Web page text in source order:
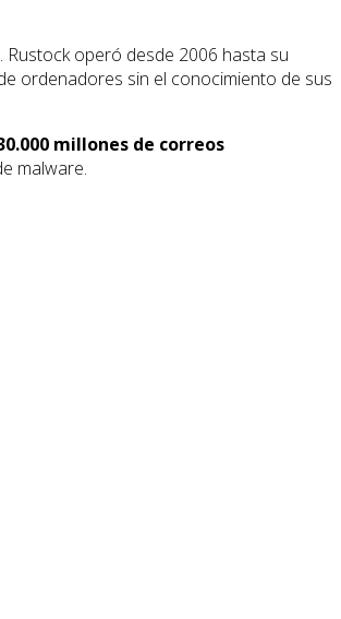
. Rustock operó desde 2006 hasta su
ordenadores sin el conocimiento de sus
millones de correos
malware.